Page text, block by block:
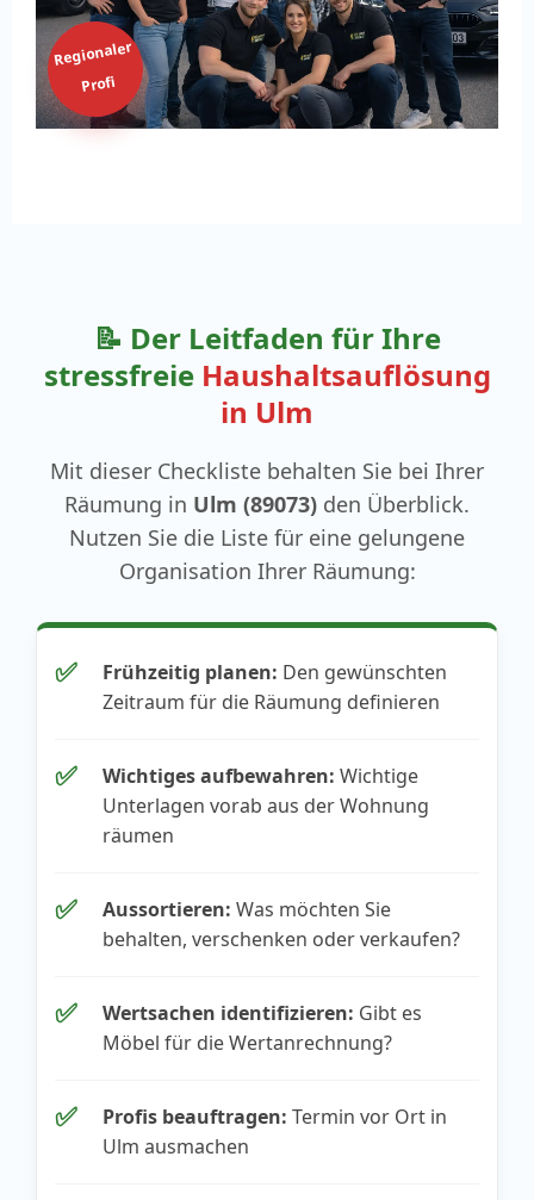
Regionaler
Profi
📝 Der Leitfaden für Ihre
stressfreie Haushaltsauflösung
in Ulm
Mit dieser Checkliste behalten Sie bei Ihrer
Räumung in Ulm (89073) den Überblick.
Nutzen Sie die Liste für eine gelungene
Organisation Ihrer Räumung:
✅ Frühzeitig planen: Den gewünschten
Zeitraum für die Räumung definieren
✅ Wichtiges aufbewahren: Wichtige
Unterlagen vorab aus der Wohnung
räumen
✅ Aussortieren: Was möchten Sie
behalten, verschenken oder verkaufen?
✅ Wertsachen identifizieren: Gibt es
Möbel für die Wertanrechnung?
✅ Profis beauftragen: Termin vor Ort in
Ulm ausmachen